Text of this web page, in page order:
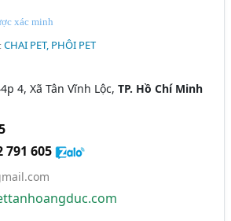
xác minh
CHAI PET, PHÔI PET
4, Xã Tân Vĩnh Lộc,TP. Hồ Chí Minh
791 605